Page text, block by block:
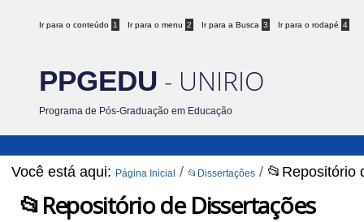
Ir para o conteúdo 1 Ir para o menu 2 Ir para a Busca 3 Ir para o rodapé 4
PPGEDU - UNIRIO
Programa de Pós-Graduação em Educação
Você está aqui: Página Inicial /📂Dissertações / 📂Repositório
📂Repositório de Dissertações